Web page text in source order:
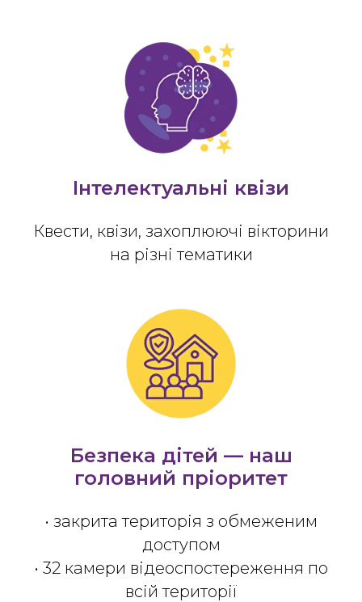
Інтелектуальні квізи
Квести, квізи, захоплюючі вікторини
на різні тематики
Безпека дітей — наш
головний пріоритет
• закрита територія з обмеженим
доступом
• 32 камери відеоспостереження по
всій території